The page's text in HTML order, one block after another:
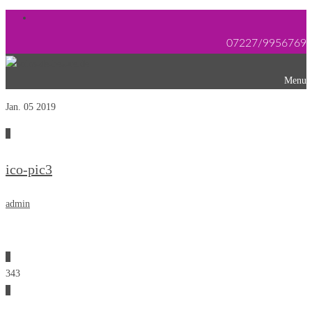
07227/9956769
Menu
Jan. 05 2019
ico-pic3
admin
343